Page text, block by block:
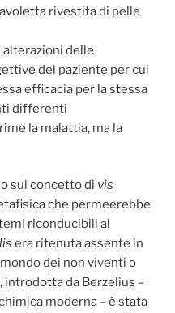
rivestita di pelle
delle
del paziente per cui
efficacia per la stessa
differenti
la malattia, ma la
sul concetto di vis
che permeerebbe
riconducibili al
era ritenuta assente in
dei non viventi o
introdotta da Berzelius –
moderna – è stata